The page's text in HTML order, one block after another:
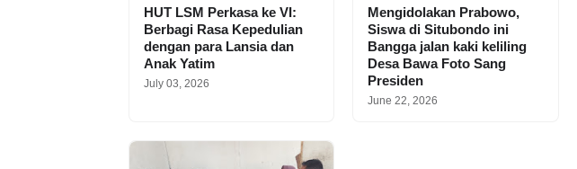
HUT LSM Perkasa ke VI:
Berbagi Rasa Kepedulian
dengan para Lansia dan
Anak Yatim
July 03, 2026
Mengidolakan Prabowo,
Siswa di Situbondo ini
Bangga jalan kaki keliling
Desa Bawa Foto Sang
Presiden
June 22, 2026